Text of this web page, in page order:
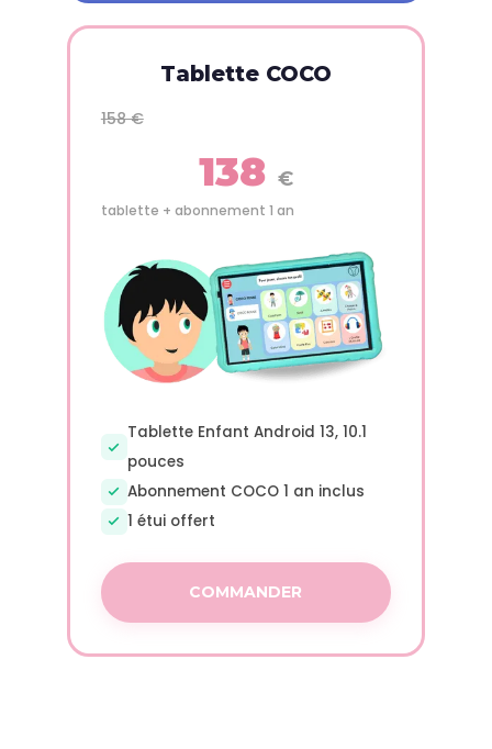
Tablette COCO
158 €
138 €
tablette + abonnement 1 an
Tablette Enfant Android 13, 10.1
pouces
Abonnement COCO 1 an inclus
1 étui offert
COMMANDER